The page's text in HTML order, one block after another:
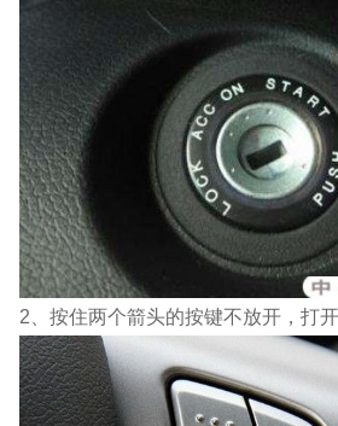
2、按住两个箭头的按键不放开，打